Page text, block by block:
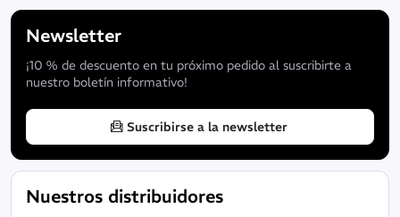
Newsletter
¡10 % de descuento en tu próximo pedido al suscribirte a
nuestro boletín informativo!
Suscribirse a la newsletter
Nuestros distribuidores